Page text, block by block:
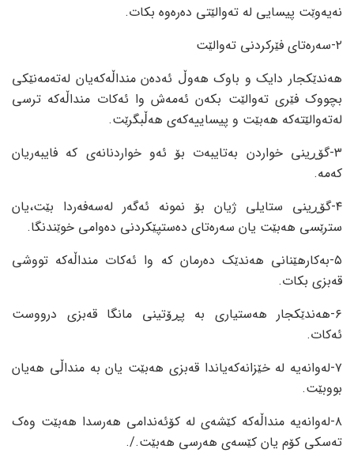
نەیەوێت پیسایی لە تەوالێتی دەرەوە بکات.
٢-سەرەتای فێرکردنی تەوالێت
هەندێکجار دایک و باوک هەوڵ ئەدەن منداڵەکەیان لەتەمەنێکی
بچووک فێری تەوالێت بکەن ئەمەش وا ئەکات منداڵەکە ترسی
لەتەوالێتەکە هەبێت و پیساییەکەی هەڵبگرێت.
٣-گۆڕینی خواردن بەتایبەت بۆ ئەو خواردنانەی کە فایبەریان
کەمە.
٤-گۆڕینی ستایلی ژیان بۆ نمونە ئەگەر لەسەفەردا بێت،یان
سترێسی هەبێت یان سەرەتای دەستپێکردنی دەوامی خوێندنگا.
٥-بەکارهێنانی هەندێک دەرمان کە وا ئەکات منداڵەکە تووشی
قەبزی بکات.
٦-هەندێکجار هەستیاری بە پڕۆتینی مانگا قەبزی درووست
ئەکات.
٧-لەوانەیە لە خێزانەکەیاندا قەبزی هەبێت یان بە منداڵی هەیان
بووبێت.
٨-لەوانەیە منداڵەکە کێشەی لە کۆئەندامی هەرسدا هەبێت وەک
تەسکی کۆم یان کێسەی هەرسی هەبێت./.